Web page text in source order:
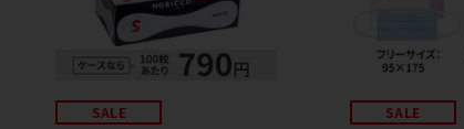
SALE SALE